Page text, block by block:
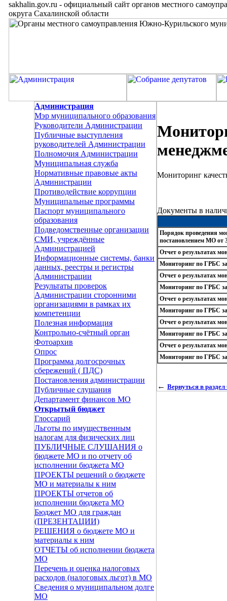
sakhalin.gov.ru - официальный сайт органов местного
округа Сахалинской области
Администрация
Мэр муниципального образования
Руководители Администрации
Публичные выступления
руководителей Администрации
Полномочия Администрации
Муниципальная служба
Нормативные правовые акты
Администрации
Противодействие коррупции
Муниципальные программы
Паспорт муниципального
образования
Подведомственные организации
СМИ, учреждённые
Администрацией
Информационные системы, банки
данных, реестры и регистры
Администрации
Результаты проверок
Администрации сторонними
организациями в рамках их
компетенции
Полезная информация
Контрольно-счётный орган
Фотоархив
Опрос
Программа долгосрочных
сбережений ( ПДС)
Постановления администрации
Публичные слушания
Департамент финансов МО
Открытый бюджет
Глоссарий
Льготы по имущественным
налогам для физических лиц
ПУБЛИЧНЫЕ СЛУШАНИЯ о
бюджете МО и по отчету об
исполнении бюджета МО
ПРОЕКТЫ решений о бюджете
МО и материалы к ним
ПРОЕКТЫ отчетов об
исполнении бюджета МО
Бюджет МО для граждан
(ПРЕЗЕНТАЦИИ)
РЕШЕНИЯ о бюджете МО и
материалы к ним
ОТЧЕТЫ об исполнении бюджета
МО
Перечень и оценка налоговых
расходов (налоговых льгот) в МО
Сведения о муниципальном долге
МО
Мониторинг
Документы в
Порядок проведения
постановлением МО от
Отчет о результатах
Мониторинг по ГРБС за
Отчет о результатах
Мониторинг по ГРБС за
Отчет о результатах
Мониторинг по ГРБС за
Отчет о результатах
Мониторинг по ГРБС за
Отчет о результатах
Мониторинг по ГРБС за
← Вернуться в